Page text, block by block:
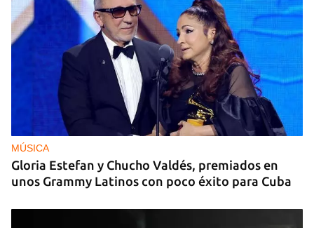
MÚSICA
Gloria Estefan y Chucho Valdés, premiados en
unos Grammy Latinos con poco éxito para Cuba